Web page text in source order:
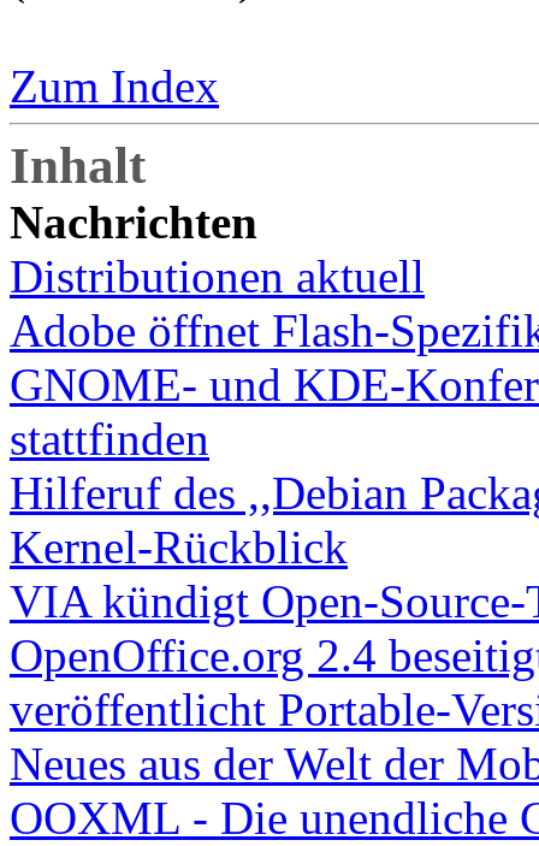
Zum Index
Inhalt
Nachrichten
Distributionen aktuell
Adobe öffnet Flash-
GNOME- und KDE-
stattfinden
Hilferuf des ,,Debian
Kernel-Rückblick
VIA kündigt Open-
OpenOffice.org 2.4
veröffentlicht Portable-
Neues aus der Welt der
OOXML - Die unendliche